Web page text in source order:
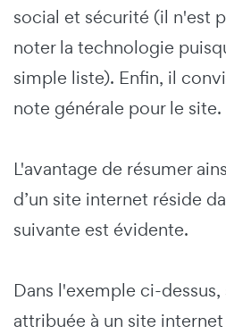
social et sécurité (il n'est
noter la technologie
simple liste). Enfin, il
note générale pour le site.
L'avantage de résumer
d’un site internet réside
suivante est évidente.
Dans l'exemple ci-
attribuée à un site